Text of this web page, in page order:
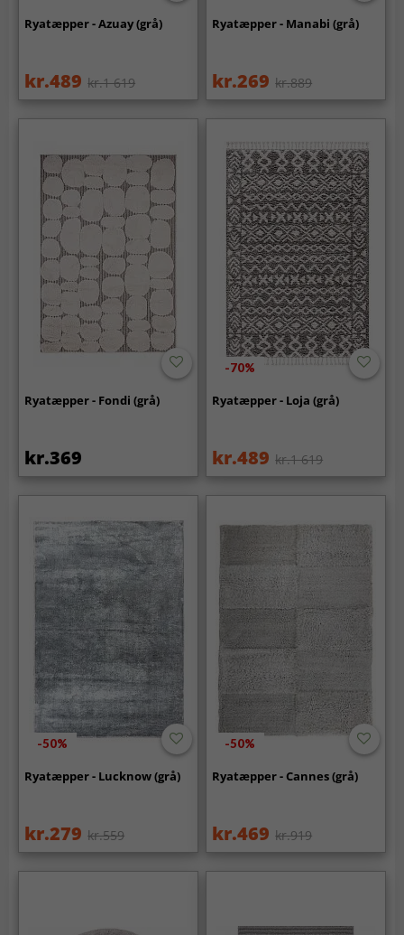
Ryatæpper - Azuay (grå)
kr.489 kr.1 619
Ryatæpper - Manabi (grå)
kr.269 kr.889
Ryatæpper - Fondi (grå)
kr.369
-70%
Ryatæpper - Loja (grå)
kr.489 kr.1 619
-50%
Ryatæpper - Lucknow (grå)
kr.279 kr.559
-50%
Ryatæpper - Cannes (grå)
kr.469 kr.919